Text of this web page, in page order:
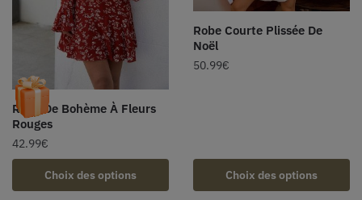
Robe De Bohème À Fleurs
Rouges
42.99€
Choix des options
Robe Courte Plissée De
Noël
50.99€
Choix des options